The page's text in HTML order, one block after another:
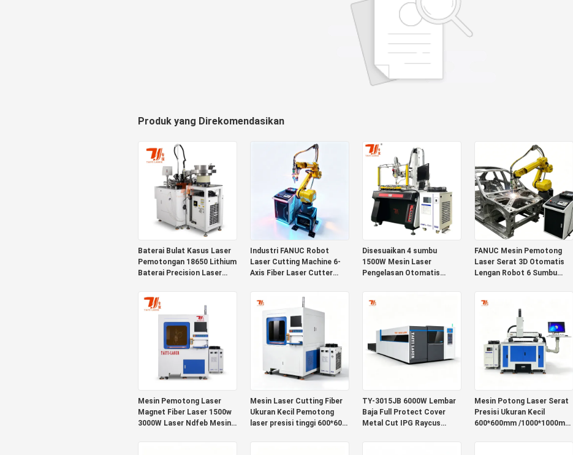
Produk yang Direkomendasikan
Baterai Bulat Kasus Laser
Pemotongan 18650 Lithium
Baterai Precision Laser
Industri FANUC Robot
Laser Cutting Machine 6-
Axis Fiber Laser Cutter
tabung dengan presisi
tinggi ± 0.01mm
Disesuaikan 4 sumbu
1500W Mesin Laser
Pengelasan Otomatis
Serat
FANUC Mesin Pemotong
Laser Serat 3D Otomatis
Lengan Robot 6 Sumbu
Mesin Pemotong Laser
Magnet Fiber Laser 1500w
3000W Laser Ndfeb Mesin
Mesin Laser Cutting Fiber
Ukuran Kecil Pemotong
laser presisi tinggi 600*600
TY-3015JB 6000W Lembar
Baja Full Protect Cover
Metal Cut IPG Raycus
Mesin Potong Laser Serat
Presisi Ukuran Kecil
600*600mm /1000*1000mm